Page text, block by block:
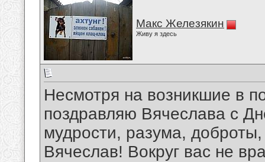
Макс Железякин
Живу я здесь
Несмотря на возникшие в
поздравляю Вячеслава с
мудрости, разума,
Вячеслав! Вокруг вас не